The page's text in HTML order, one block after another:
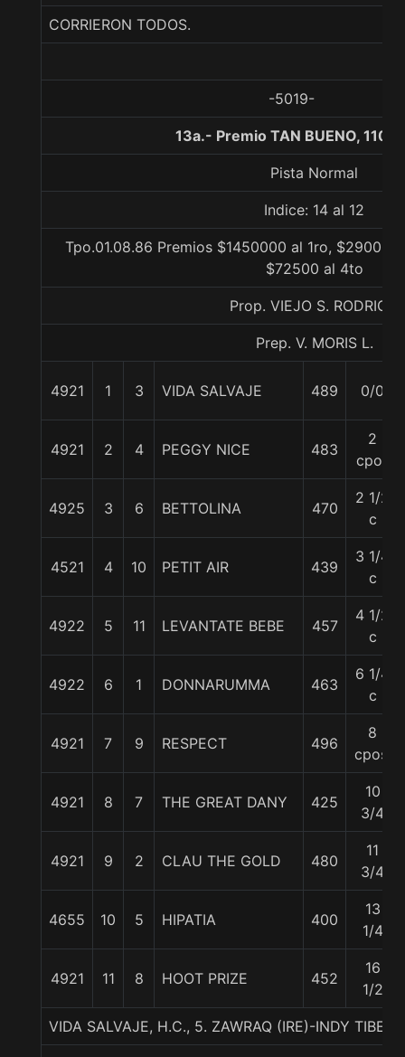
CORRIERON TODOS.
-5019-
13a.- Premio TAN BUENO,
Pista Normal
Indice: 14 al 12
Tpo.01.08.86 Premios $1450000 al 1ro,
$72500 al 4to
Prop. VIEJO S. RODRIGO
Prep. V. MORIS L.
4921 1 3 VIDA SALVAJE 489 0/0
4921 2 4 PEGGY NICE 483
2
cpos
4925 3 6 BETTOLINA 470
2 1/2
c
4521 4 10 PETIT AIR 439
3 1/4
c
4922 5 11 LEVANTATE BEBE 457
4 1/2
c
4922 6 1 DONNARUMMA 463
6 1/4
c
4921 7 9 RESPECT 496
8
cpos.
4921 8 7 THE GREAT DANY 425
10
3/4
4921 9 2 CLAU THE GOLD 480
11
3/4
4655 10 5 HIPATIA 400
13
1/4
4921 11 8 HOOT PRIZE 452
16
1/2
VIDA SALVAJE, H.C., 5. ZAWRAQ (IRE)-INDY